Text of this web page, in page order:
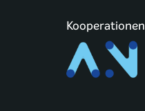
Kooperationen